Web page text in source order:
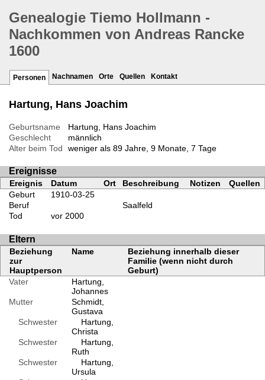
Genealogie Tiemo Hollmann -
Nachkommen von Andreas Rancke
1600
Personen Nachnamen Orte Quellen Kontakt
Hartung, Hans Joachim
Geburtsname
Hartung, Hans Joachim
Geschlecht
männlich
Alter beim Tod
weniger als 89 Jahre, 9 Monate, 7 Tage
Ereignisse
Ereignis Datum Ort Beschreibung Notizen
Quellen
Geburt
1910-03-25
Beruf
Saalfeld
Tod
vor 2000
Eltern
Beziehung
zur
Hauptperson
Name
Beziehung innerhalb dieser
Familie (wenn nicht durch
Geburt)
Vater
Hartung,
Johannes
Mutter
Schmidt,
Gustava
Schwester
Hartung,
Christa
Schwester
Hartung,
Ruth
Schwester
Hartung,
Ursula